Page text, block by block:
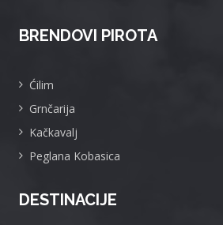
BRENDOVI PIROTA
Ćilim
Grnčarija
Kačkavalj
Peglana Kobasica
DESTINACIJE